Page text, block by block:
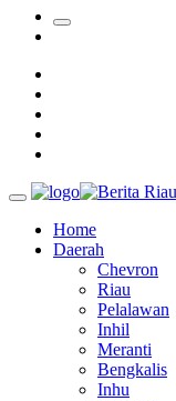
Home
Daerah
Chevron
Riau
Pelalawan
Inhil
Meranti
Bengkalis
Inhu